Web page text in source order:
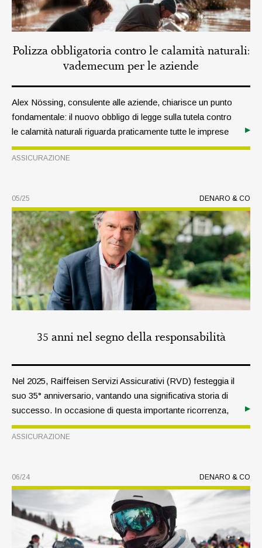
Polizza obbligatoria contro le calamità naturali:
vademecum per le aziende
Alex Nössing, consulente alle aziende, chiarisce un punto
fondamentale: il nuovo obbligo di legge sulla tutela contro
le calamità naturali riguarda praticamente tutte le imprese
altoatesine e prevede scadenze ben precise.
ASSICURAZIONE
DENARO & CO
05/25
35 anni nel segno della responsabilità
Nel 2025, Raiffeisen Servizi Assicurativi (RVD) festeggia il
suo 35° anniversario, vantando una significativa storia di
successo. In occasione di questa importante ricorrenza,
abbiamo intervistato il direttore Arno Perathoner, che ci ha
illustrato le tappe fondamentali di questo percorso, il ruolo
ASSICURAZIONE
DENARO & CO
TEMA
06/24